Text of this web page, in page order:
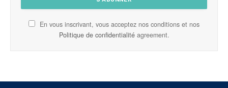
En vous inscrivant, vous acceptez nos conditions et nos
Politique de confidentialitéagreement.